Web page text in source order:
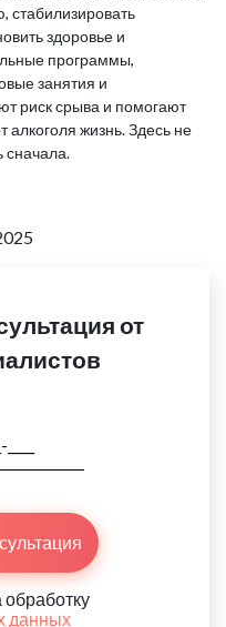
стабилизировать
здоровье и
программы,
занятия и
риск срыва и помогают
жизнь. Здесь не
сначала.
от
данных